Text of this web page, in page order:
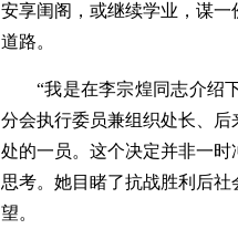
安享闺阁，或继续学业，谋
道路。
“我是在李宗煌同志介绍
分会执行委员兼组织处长、
处的一员。这个决定并非一
思考。她目睹了抗战胜利后
望。